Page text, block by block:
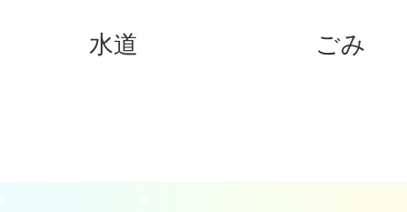
水道 ごみ